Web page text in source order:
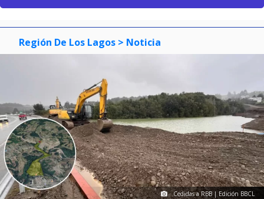
Región De Los Lagos > Noticia
Cedidas a RBB | Edición BBCL